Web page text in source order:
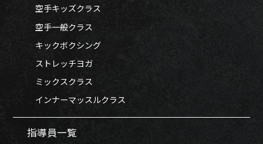
空手キッズクラス
空手一般クラス
キックボクシング
ストレッチヨガ
ミックスクラス
インナーマッスルクラス
指導員一覧